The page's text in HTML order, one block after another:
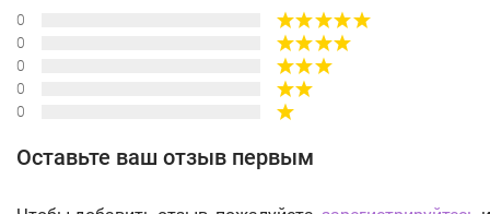
0
0
0
0
0
Оставьте ваш отзыв первым